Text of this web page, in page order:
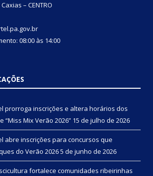
– CENTRO
08:00 às 14:00
prorroga inscrições e altera horários dos
“Miss Mix Verão 2026” 15 de julho de 2026
abre inscrições para concursos que
do Verão 20265 de junho de 2026
fortalece comunidades ribeirinhas